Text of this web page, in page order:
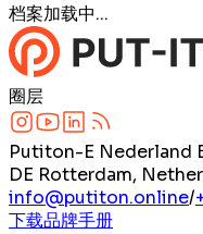
档案加载中...
圈层
Putiton-E Nederland
DE Rotterdam,
info@putiton.online/
下载品牌手册